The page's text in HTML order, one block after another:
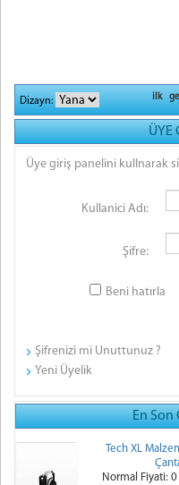
Dizayn: ilk
ÜYE
Üye giriş panelini kullnarak
Kullanici Adı:
Şifre:
Beni hatırla
Şifrenizi mi Unuttunuz ?
Yeni Üyelik
En Son
Tech XL
Normal Fiyati: 0